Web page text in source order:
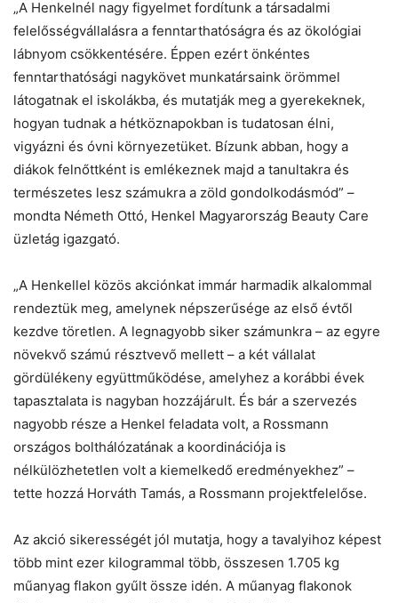
„A Henkelnél nagy figyelmet fordítunk a társadalmi
felelősségvállalásra a fenntarthatóságra és az ökológiai
lábnyom csökkentésére. Éppen ezért önkéntes
fenntarthatósági nagykövet munkatársaink örömmel
látogatnak el iskolákba, és mutatják meg a gyerekeknek,
hogyan tudnak a hétköznapokban is tudatosan élni,
vigyázni és óvni környezetüket. Bízunk abban, hogy a
diákok felnőttként is emlékeznek majd a tanultakra és
természetes lesz számukra a zöld gondolkodásmód” –
mondta Németh Ottó, Henkel Magyarország Beauty Care
üzletág igazgató.
„A Henkellel közös akciónkat immár harmadik alkalommal
rendeztük meg, amelynek népszerűsége az első évtől
kezdve töretlen. A legnagyobb siker számunkra – az egyre
növekvő számú résztvevő mellett – a két vállalat
gördülékeny együttműködése, amelyhez a korábbi évek
tapasztalata is nagyban hozzájárult. És bár a szervezés
nagyobb része a Henkel feladata volt, a Rossmann
országos bolthálózatának a koordinációja is
nélkülözhetetlen volt a kiemelkedő eredményekhez” –
tette hozzá Horváth Tamás, a Rossmann projektfelelőse.
Az akció sikerességét jól mutatja, hogy a tavalyihoz képest
több mint ezer kilogrammal több, összesen 1.705 kg
műanyag flakon gyűlt össze idén. A műanyag flakonok